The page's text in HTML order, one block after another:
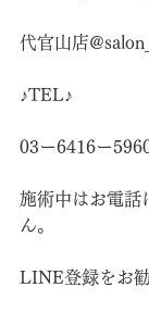
代官山店
♪TEL♪
03ー6416ー
施術中はお電話
ん。
LINE登録をお勧